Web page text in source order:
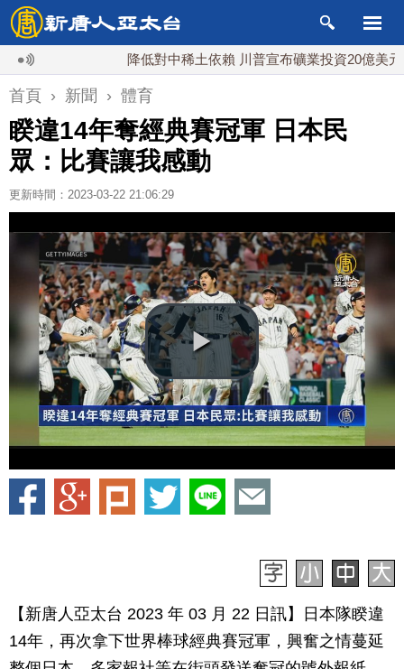
降低對中稀土依賴 川普宣布礦業投資20億美元
首頁 › 新聞 › 體育
睽違14年奪經典賽冠軍 日本民
眾：比賽讓我感動
更新時間：2023-03-22 21:06:29
【新唐人亞太台 2023 年 03 月 22 日訊】日本隊睽違
14年，再次拿下世界棒球經典賽冠軍，興奮之情蔓延